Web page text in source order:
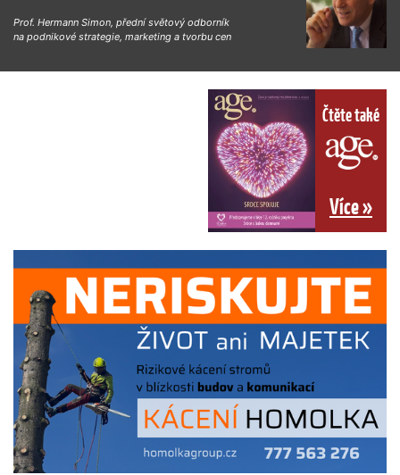
Prof. Hermann Simon, přední světový odborník
na podnikové strategie, marketing a tvorbu cen
Čtěte také
Více »